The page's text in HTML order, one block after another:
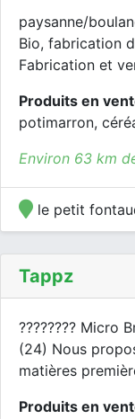
paysanne/
Bio, fabrication
Fabrication et
Produits en
potimarron,
Environ 63 km
le petit
Tappz
???????? Micro
(24) Nous
matières
Produits en